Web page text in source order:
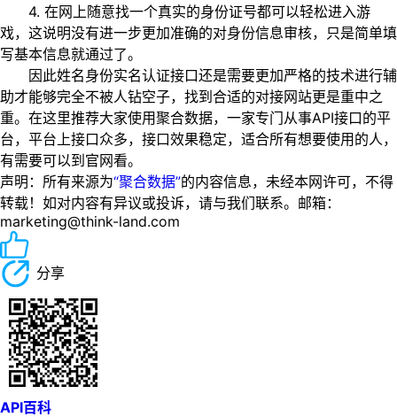
4. 在网上随意找一个真实的身份证号都可以轻松进入游
戏，这说明没有进一步更加准确的对身份信息审核，只是简单填
写基本信息就通过了。
因此姓名身份实名认证接口还是需要更加严格的技术进行辅
助才能够完全不被人钻空子，找到合适的对接网站更是重中之
重。在这里推荐大家使用聚合数据，一家专门从事API接口的平
台，平台上接口众多，接口效果稳定，适合所有想要使用的人，
有需要可以到官网看。
声明：所有来源为“聚合数据”的内容信息，未经本网许可，不得
转载！如对内容有异议或投诉，请与我们联系。邮箱：
marketing@think-land.com
分享
API百科